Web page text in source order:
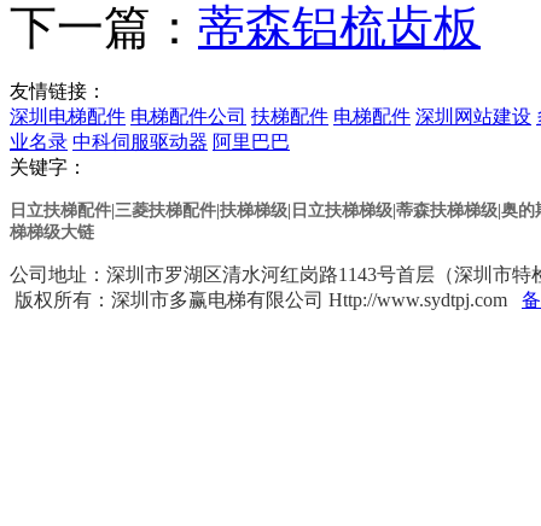
下一篇： 蒂森铝梳齿板
友情链接：
深圳电梯配件 电梯配件公司 扶梯配件 电梯配件 深圳网站建设
业名录 中科伺服驱动器 阿里巴巴
关键字：
日立扶梯配件|三菱扶梯配件|扶梯梯级|日立扶梯梯级 |蒂森扶梯梯级 |奥
梯梯级大链
公司地址：深圳市罗湖区清水河红岗路1143号首层（深圳市
版权所有：深圳市多赢电梯有限公司 Http://www.sydtpj.com